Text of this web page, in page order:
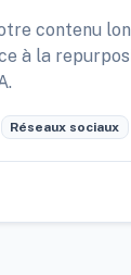
contenu
à la
Réseaux sociaux